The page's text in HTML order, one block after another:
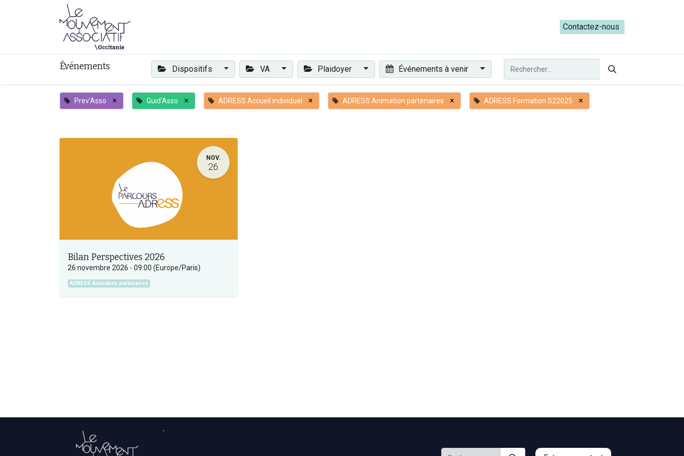
Les ateliers du Parcours ADRESS [mai-juin 2026]
Contactez-nous​​
Événements Dispositifs VA Plaidoyer Événements à venir
Prev'Asso × Guid'Asso × ADRESS Accueil individuel × ADRESS Animation partenaires × ADRESS Formation S22025 ×
NOV.
26
Bilan Perspectives 2026
26 novembre 2026 - 09:00 (Europe/Paris)
ADRESS Animation partenaires